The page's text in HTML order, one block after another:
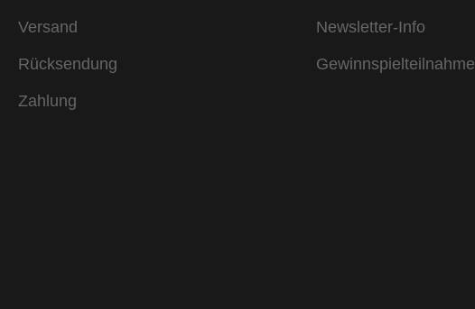
Versand
Rücksendung
Zahlung
Newsletter-Info
Gewinnspielteilnahme